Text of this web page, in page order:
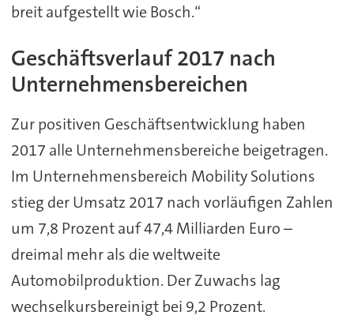
breit aufgestellt wie Bosch.“
Geschäftsverlauf 2017 nach
Unternehmensbereichen
Zur positiven Geschäftsentwicklung haben
2017 alle Unternehmensbereiche beigetragen.
Im Unternehmensbereich Mobility Solutions
stieg der Umsatz 2017 nach vorläufigen Zahlen
um 7,8 Prozent auf 47,4 Milliarden Euro –
dreimal mehr als die weltweite
Automobilproduktion. Der Zuwachs lag
wechselkursbereinigt bei 9,2 Prozent.